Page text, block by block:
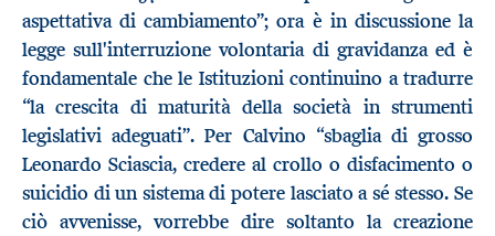
aspettativa di cambiamento”; ora è in discussione la
legge sull'interruzione volontaria di gravidanza ed è
fondamentale che le Istituzioni continuino a tradurre
“la crescita di maturità della società in strumenti
legislativi adeguati”. Per Calvino “sbaglia di grosso
Leonardo Sciascia, credere al crollo o disfacimento o
suicidio di un sistema di potere lasciato a sé stesso. Se
ciò avvenisse, vorrebbe dire soltanto la creazione